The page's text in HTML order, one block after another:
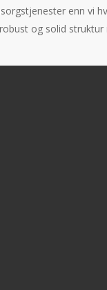
enn vi
og solid